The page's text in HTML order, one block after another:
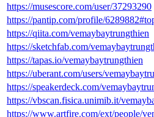
https://musescore.com/user/37293290
https://pantip.com/profile/
https://qiita.com/vemaybaytrungthien
https://sketchfab.com/
https://tapas.io/vemaybaytrungthien
https://uberant.com/users/
https://speakerdeck.com/
https://vbscan.fisica.unimib.it/
https://www.artfire.com/ext/people/